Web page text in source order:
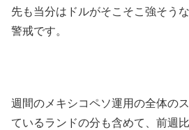
先も当分はドルがそこそこ強そう
警戒です。
週間のメキシコペソ運用の全体の
ているランドの分も含めて、前週比